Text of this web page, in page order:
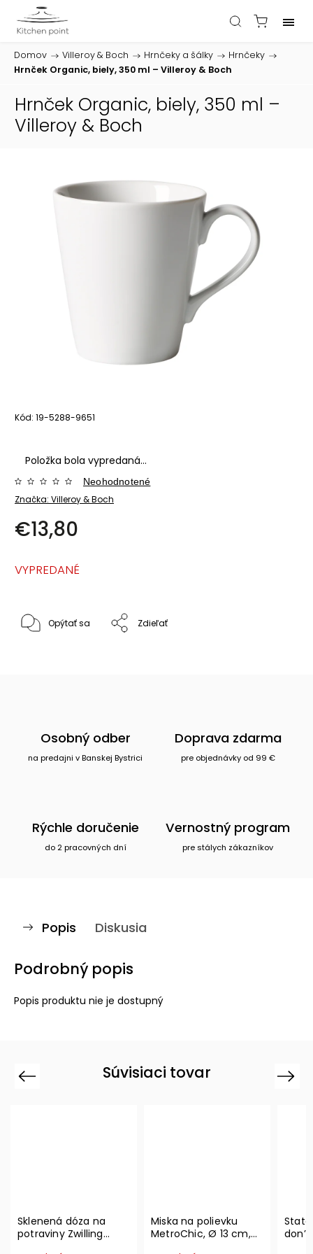
Domov / Villeroy & Boch / Hrnčeky a šálky / Hrnčeky /
Hrnček Organic, biely, 350 ml – Villeroy & Boch
Hrnček Organic, biely, 350 ml –
Villeroy & Boch
Kód: 19-5288-9651
Položka bola vypredaná…
Značka: Villeroy & Boch
Neohodnotené
€13,80
VYPREDANÉ
Opýtať sa Zdieľať
Osobný odber
na predajni v Banskej Bystrici
Doprava zdarma
pre objednávky od 99 €
Rýchle doručenie
do 2 pracovných dní
Vernostný program
pre stálych zákazníkov
Popis Diskusia
Podrobný popis
Popis produktu nie je dostupný
Súvisiaci tovar
Previous
Sklenená dóza na
potraviny Zwilling
Miska na polievku
MetroChic, Ø 13 cm,
Next